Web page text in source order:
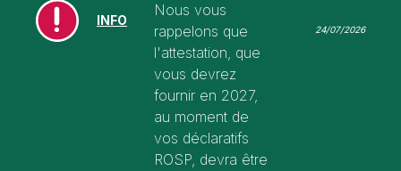
INFO
Nous vous
rappelons que
l'attestation, que
vous devrez
fournir en 2027,
au moment de
vos déclaratifs
ROSP, devra être
24/07/2026